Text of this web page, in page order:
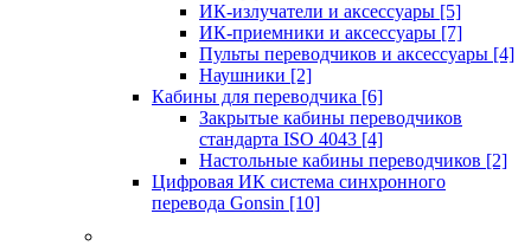
ИК-излучатели и аксессуары [5]
ИК-приемники и аксессуары [7]
Пульты переводчиков и аксессуары [4]
Наушники [2]
Кабины для переводчика [6]
Закрытые кабины переводчиков
стандарта ISO 4043 [4]
Настольные кабины переводчиков [2]
Цифровая ИК система синхронного
перевода Gonsin [10]